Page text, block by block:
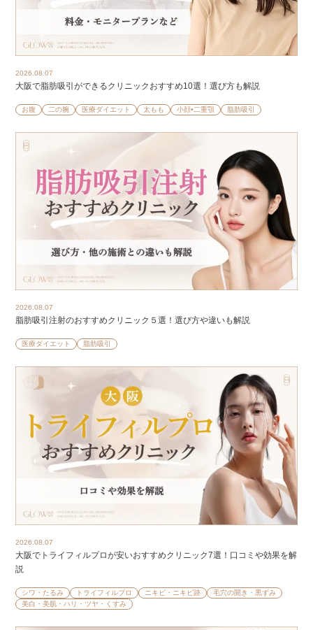
2026.08.07
大阪で脂肪吸引ができるクリニックおすすめ10選！選び方も解説
お腹 二の腕 医療ダイエット 太もも 小顔•二重顎 脂肪吸引
2026.08.07
脂肪吸引注射のおすすめクリニック５選！選び方や違いも解説
医療ダイエット 脂肪吸引
2026.08.07
大阪でトライフィルプロが安いおすすめクリニック7選！口コミや効果を解
説
シワ・たるみ トライフィルプロ ニキビ・ニキビ跡
毛穴の開き・黒ずみ
美白・美肌・ハリ・ツヤ・くすみ